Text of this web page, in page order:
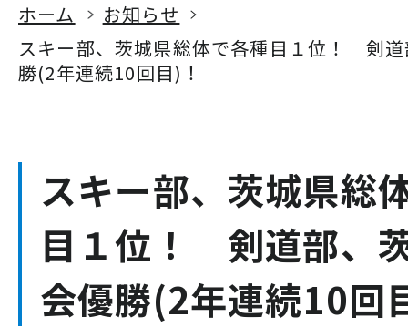
ホーム
お知らせ
スキー部、茨城県総体で各種目１位！ 剣
勝(2年連続10回目)！
スキー部、茨城県総
目１位！ 剣道部、
会優勝(2年連続10回